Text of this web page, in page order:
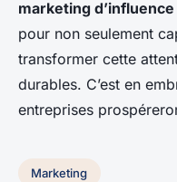
marketing d’influence
pour non seulement
transformer cette
durables. C’est en
entreprises
Marketing